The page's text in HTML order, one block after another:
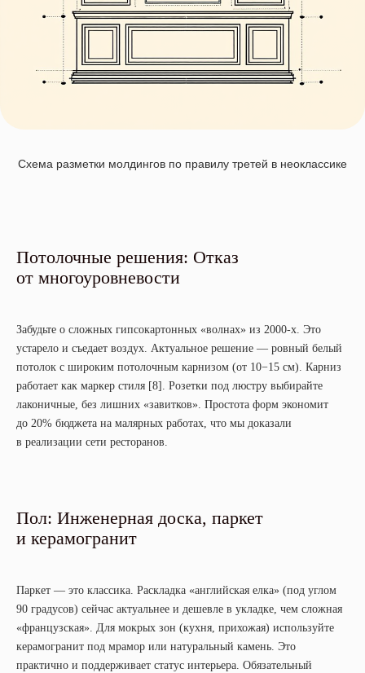
Схема разметки молдингов по правилу третей в неоклассике
Потолочные решения: Отказ
от многоуровневости
Забудьте о сложных гипсокартонных «волнах» из 2000-х. Это
устарело и съедает воздух. Актуальное решение — ровный белый
потолок с широким потолочным карнизом (от 10−15 см). Карниз
работает как маркер стиля [8]. Розетки под люстру выбирайте
лаконичные, без лишних «завитков». Простота форм экономит
до 20% бюджета на малярных работах, что мы доказали
в реализации сети ресторанов.
Пол: Инженерная доска, паркет
и керамогранит
Паркет — это классика. Раскладка «английская елка» (под углом
90 градусов) сейчас актуальнее и дешевле в укладке, чем сложная
«французская». Для мокрых зон (кухня, прихожая) используйте
керамогранит под мрамор или натуральный камень. Это
практично и поддерживает статус интерьера. Обязательный